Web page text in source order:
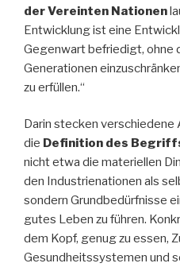
der Vereinten Nationen
Entwicklung ist eine
Gegenwart befriedigt, ohne
Generationen
zu erfüllen.“
Darin stecken verschiedene
die Definition des
nicht etwa die materiellen
den Industrienationen als
sondern Grundbedürfnisse
gutes Leben zu führen.
dem Kopf, genug zu essen,
Gesundheitssystemen und